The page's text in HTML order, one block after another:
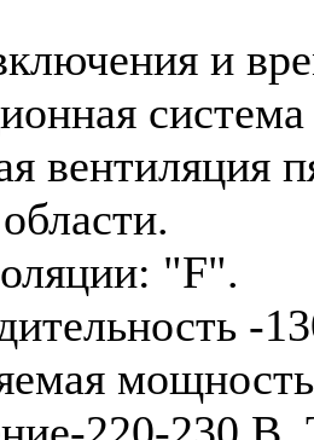
и
система
вентиляция
"F".
-